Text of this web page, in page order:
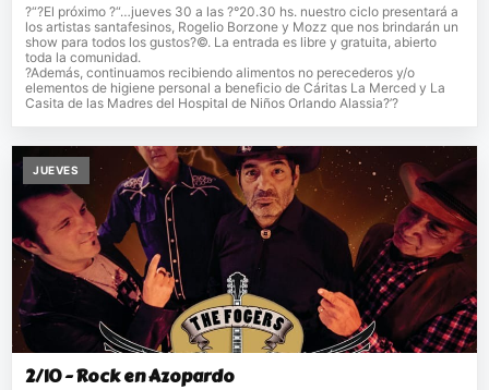
?“?El próximo ?“…jueves 30 a las ?°20.30 hs. nuestro ciclo presentará a
los artistas santafesinos, Rogelio Borzone y Mozz que nos brindarán un
show para todos los gustos?©. La entrada es libre y gratuita, abierto
toda la comunidad.
?Además, continuamos recibiendo alimentos no perecederos y/o
elementos de higiene personal a beneficio de Cáritas La Merced y La
Casita de las Madres del Hospital de Niños Orlando Alassia?’?
JUEVES
2/10 - Rock en Azopardo